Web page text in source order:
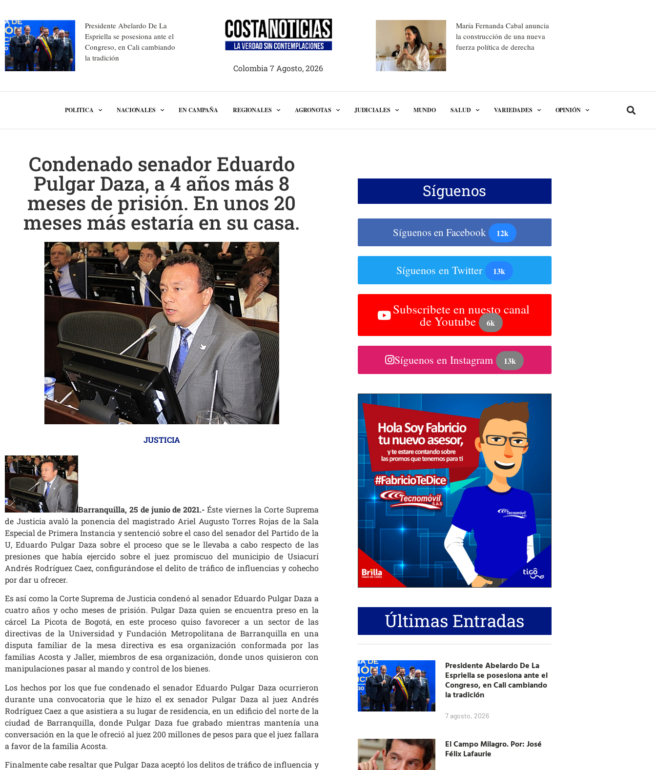
Presidente Abelardo De La
Espriella se posesiona ante el
Congreso, en Cali cambiando
la tradición
Colombia 7 Agosto, 2026
María Fernanda Cabal anuncia
la construcción de una nueva
fuerza política de derecha
POLITICA NACIONALES EN CAMPAÑA REGIONALES AGRONOTAS JUDICIALES MUNDO SALUD VARIEDADES OPINIÓN
Condenado senador Eduardo
Pulgar Daza, a 4 años más 8
meses de prisión. En unos 20
meses más estaría en su casa.
JUSTICIA
Barranquilla, 25 de junio de 2021.- Éste viernes la Corte Suprema
de Justicia avaló la ponencia del magistrado Ariel Augusto Torres Rojas de la Sala
Especial de Primera Instancia y sentenció sobre el caso del senador del Partido de la
U, Eduardo Pulgar Daza sobre el proceso que se le llevaba a cabo respecto de las
presiones que había ejercido sobre el juez promiscuo del municipio de Usiacurí
Andrés Rodríguez Caez, configurándose el delito de tráfico de influencias y cohecho
por dar u ofrecer.
Es así como la Corte Suprema de Justicia condenó al senador Eduardo Pulgar Daza a
cuatro años y ocho meses de prisión. Pulgar Daza quien se encuentra preso en la
cárcel La Picota de Bogotá, en este proceso quiso favorecer a un sector de las
directivas de la Universidad y Fundación Metropolitana de Barranquilla en una
disputa familiar de la mesa directiva es esa organización conformada por las
familias Acosta y Jaller, miembros de esa organización, donde unos quisieron con
manipulaciones pasar al mando y control de los bienes.
Los hechos por los que fue condenado el senador Eduardo Pulgar Daza ocurrieron
durante una convocatoria que le hizo el ex senador Pulgar Daza al juez Andrés
Rodríguez Caez a que asistiera a su lugar de residencia, en un edificio del norte de la
ciudad de Barranquilla, donde Pulgar Daza fue grabado mientras mantenía una
conversación en la que le ofreció al juez 200 millones de pesos para que el juez fallara
a favor de la familia Acosta.
Finalmente cabe resaltar que Pulgar Daza aceptó los delitos de tráfico de influencia y
Síguenos
Síguenos en Facebook 12k
Síguenos en Twitter 13k
Subscribete en nuesto canal
de Youtube 6k
Síguenos en Instagram 13k
Últimas Entradas
Presidente Abelardo De La
Espriella se posesiona ante el
Congreso, en Cali cambiando
la tradición
7 agosto, 2026
El Campo Milagro. Por: José
Félix Lafaurie